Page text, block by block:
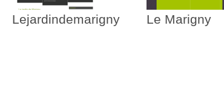
Lejardindemarigny Le Marigny